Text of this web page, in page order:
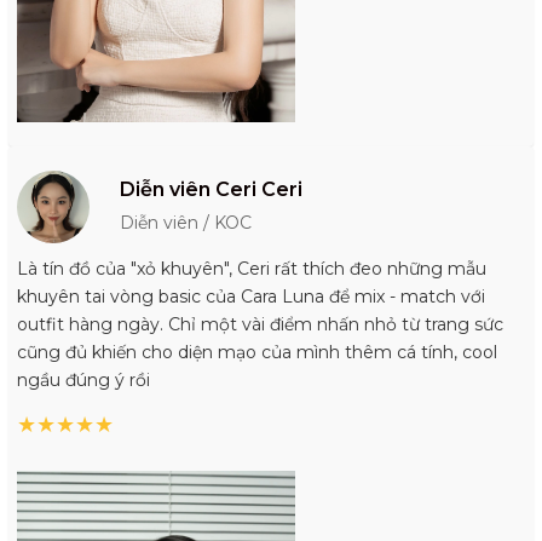
Diễn viên Ceri Ceri
Diễn viên / KOC
Là tín đồ của "xỏ khuyên", Ceri rất thích đeo những mẫu
khuyên tai vòng basic của Cara Luna để mix - match với
outfit hàng ngày. Chỉ một vài điểm nhấn nhỏ từ trang sức
cũng đủ khiến cho diện mạo của mình thêm cá tính, cool
ngầu đúng ý rồi
★★★★★